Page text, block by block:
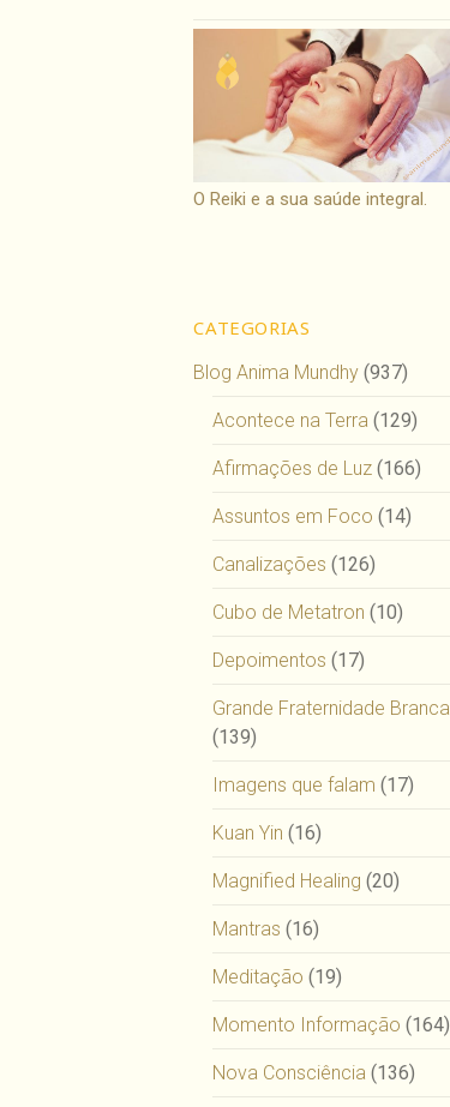
O Reiki e a sua saúde integral.
CATEGORIAS
Blog Anima Mundhy (937)
Acontece na Terra (129)
Afirmações de Luz (166)
Assuntos em Foco (14)
Canalizações (126)
Cubo de Metatron (10)
Depoimentos (17)
Grande Fraternidade Branca
(139)
Imagens que falam (17)
Kuan Yin (16)
Magnified Healing (20)
Mantras (16)
Meditação (19)
Momento Informação (164)
Nova Consciência (136)